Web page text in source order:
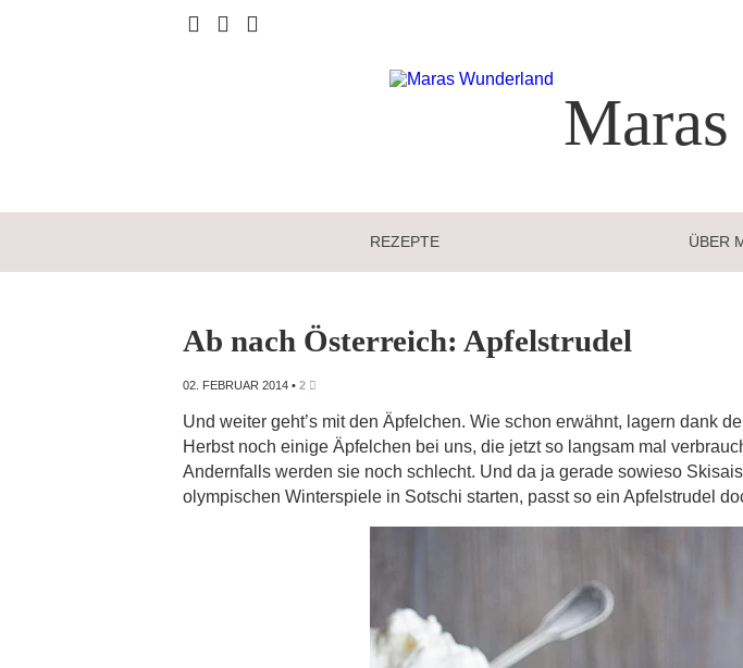
Maras
REZEPTE ÜBER
Ab nach Österreich: Apfelstrudel
02. FEBRUAR 2014 • 2
Und weiter geht’s mit den Äpfelchen. Wie schon erwähnt, lagern dank
Herbst noch einige Äpfelchen bei uns, die jetzt so langsam mal
Andernfalls werden sie noch schlecht. Und da ja gerade sowieso
olympischen Winterspiele in Sotschi starten, passt so ein Apfelstrudel